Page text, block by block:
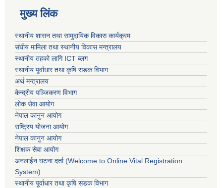
मुख्य लिंक
स्थानीय शासन तथा सामुदायिक विकास कार्यक्रम
संघीय मामिला तथा स्थानीय विकास मन्त्रालय
स्थानीय तहको लागि ICT ब्लग
स्थानीय पूर्वाधार तथा कृषि सडक विभाग
अर्थ मन्त्रालय
केन्द्रीय पञ्जिकरण विभाग
लोक सेवा आयोग
नेपाल कानुन आयोग
राष्ट्रिय योजना आयोग
नेपाल कानुन आयोग
शिक्षक सेवा आयोग
अनलाईन घटना दर्ता (Welcome to Online Vital Registration
System)
स्थानीय पूर्वाधार तथा कृषि सडक विभाग